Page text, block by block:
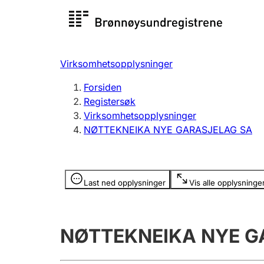
Registersøk
Registrere, endre, slette
Virksomhetsopplysninger
Forsiden
Registersøk
Virksomhetsopplysninger
NØTTEKNEIKA NYE GARASJELAG SA
Last ned opplysninger Vis alle
Opplysninger er skjult
NØTTEKNEIKA NYE